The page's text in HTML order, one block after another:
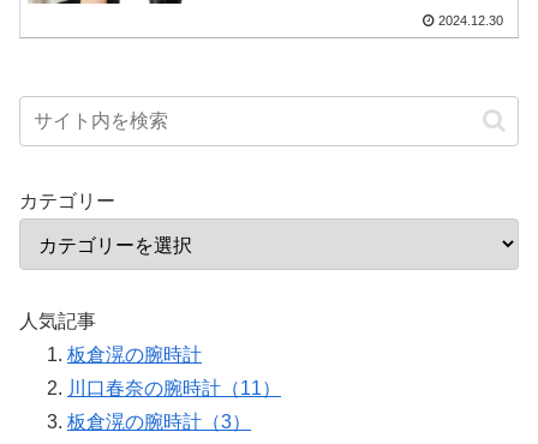
2024.12.30
カテゴリー
人気記事
板倉滉の腕時計
川口春奈の腕時計（11）
板倉滉の腕時計（3）